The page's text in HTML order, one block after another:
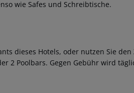
wie Safes und Schreibtische.
dieses Hotels, oder nutzen Sie den
2 Poolbars. Gegen Gebühr wird